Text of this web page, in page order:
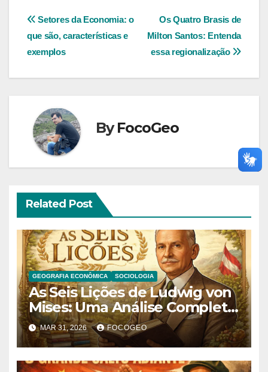
Navegação
de
Post
Os Quatro Brasis de
Milton Santos: Entenda
essa regionalização
Setores da Economia: o
que são, características e
exemplos
ByFocoGeo
Related Post
GEOGRAFIA ECONÔMICA SOCIOLOGIA
As Seis Lições de Ludwig von
Mises: Uma Análise Completa
das Ideias Fundamentais do
Liberalismo Econômico
MAR 31, 2026 FOCOGEO